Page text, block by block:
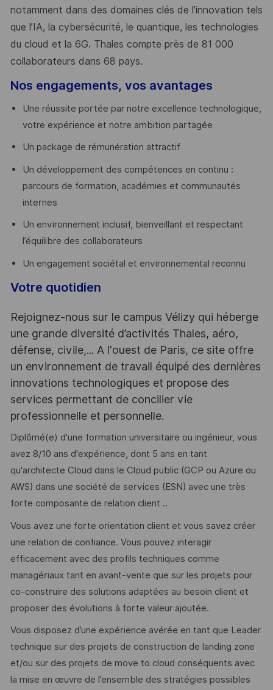
notamment dans des domaines clés de l’innovation tels
que l’IA, la cybersécurité, le quantique, les technologies
du cloud et la 6G. Thales compte près de 81 000
collaborateurs dans 68 pays.
Nos engagements, vos avantages
Une réussite portée par notre excellence technologique,
votre expérience et notre ambition partagée
Un package de rémunération attractif
Un développement des compétences en continu :
parcours de formation, académies et communautés
internes
Un environnement inclusif, bienveillant et respectant
l’équilibre des collaborateurs
Un engagement sociétal et environnemental reconnu
Votre quotidien
Rejoignez-nous sur le campus Vélizy qui héberge
une grande diversité d’activités Thales, aéro,
défense, civile,... A l'ouest de Paris, ce site offre
un environnement de travail équipé des dernières
innovations technologiques et propose des
services permettant de concilier vie
professionnelle et personnelle.
Diplômé(e) d'une formation universitaire ou ingénieur, vous
avez 8/10 ans d'expérience, dont 5 ans en tant
qu'architecte Cloud dans le Cloud public (GCP ou Azure ou
AWS) dans une société de services (ESN) avec une très
forte composante de relation client ..
Vous avez une forte orientation client et vous savez créer
une relation de confiance. Vous pouvez interagir
efficacement avec des profils techniques comme
managériaux tant en avant-vente que sur les projets pour
co-construire des solutions adaptées au besoin client et
proposer des évolutions à forte valeur ajoutée.
Vous disposez d’une expérience avérée en tant que Leader
technique sur des projets de construction de landing zone
et/ou sur des projets de move to cloud conséquents avec
la mise en œuvre de l’ensemble des stratégies possibles